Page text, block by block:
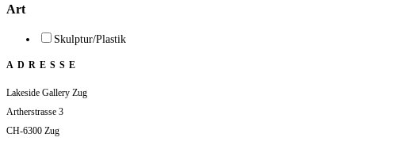
Art
Skulptur/Plastik
ADRESSE
Lakeside Gallery Zug
Artherstrasse 3
CH-6300 Zug